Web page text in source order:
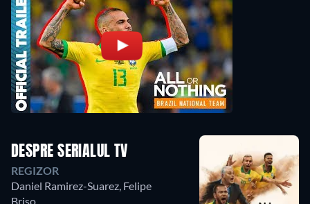
DESPRE SERIALUL TV
REGIZOR
Daniel Ramirez-Suarez Felipe
Briso